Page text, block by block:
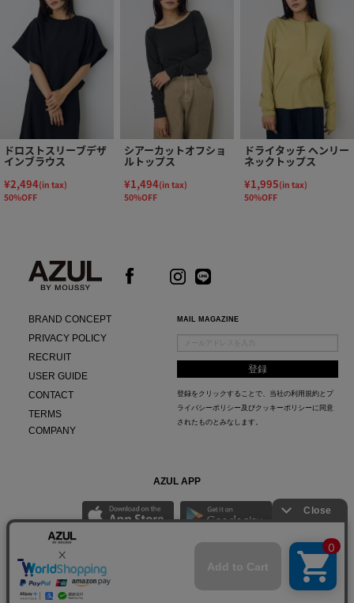
ドロストスリーブデザ
インブラウス
¥2,494(in tax)
50%OFF
シアーカットオフショ
ルトップス
¥1,494(in tax)
50%OFF
ドライタッチ ヘンリー
ネックトップス
¥1,995(in tax)
50%OFF
BRAND CONCEPT
PRIVACY POLICY
RECRUIT
USER GUIDE
CONTACT
TERMS
COMPANY
MAIL MAGAZINE
登録をクリックすることで、当社の利用規約と プ
ライバシーポリシー及びクッキーポリシー に同意
されたものとみなします。
AZUL APP
最新ニュースやスタイリング紹介までAZUL BY MOUSSYのお得な情報がいち早くチェック